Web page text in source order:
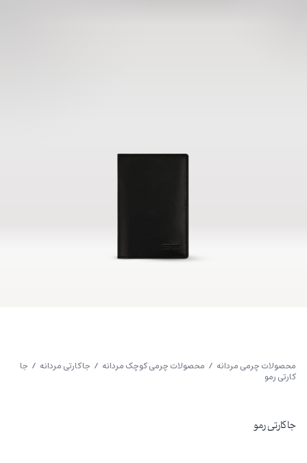
محصولات چرمی مردانه / محصولات چرمی کوچک مردانه / جاکارتی مردانه / جا
کارتی رمو
جا کارتی رمو